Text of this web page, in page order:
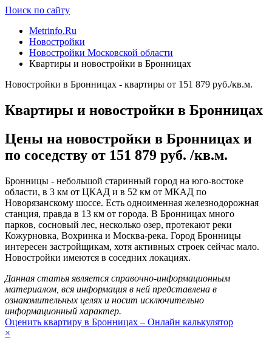
Поиск по сайту
Metrinfo.Ru
Новостройки
Новостройки Московской области
Квартиры и новостройки в Бронницах
Новостройки в Бронницах - квартиры от 151 879 руб./кв.м.
Квартиры и новостройки в Бронницах
Цены на новостройки в Бронницах и
по соседству от 151 879 руб. /кв.м.
Бронницы - небольшой старинный город на юго-востоке
области, в 3 км от ЦКАД и в 52 км от МКАД по
Новорязанскому шоссе. Есть одноименная железнодорожная
станция, правда в 13 км от города. В Бронницах много
парков, сосновый лес, несколько озер, протекают реки
Кожурновка, Вохринка и Москва-река. Город Бронницы
интересен застройщикам, хотя активных строек сейчас мало.
Новостройки имеются в соседних локациях.
Данная статья является справочно-информационным
материалом, вся информация в ней представлена в
ознакомительных целях и носит исключительно
информационный характер.
Оценить квартиру в Бронницах – Онлайн калькулятор
×